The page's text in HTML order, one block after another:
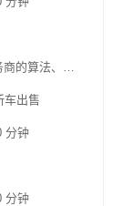
2026视频号舆情攻防“技能栈”全景：十强服务商的算法、对赌与合规鸿沟
车出售
分钟
分钟